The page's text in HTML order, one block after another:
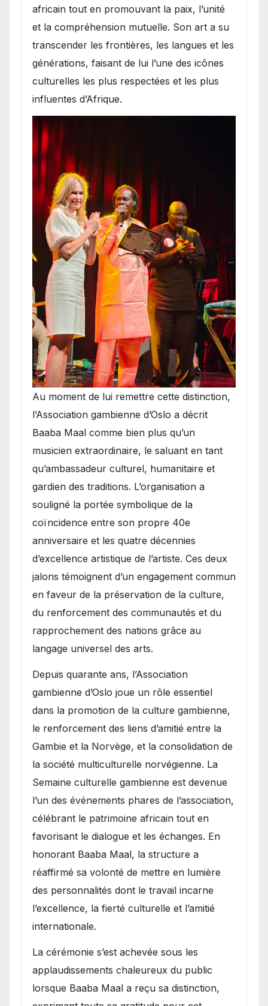
africain tout en promouvant la paix, l’unité
et la compréhension mutuelle. Son art a su
transcender les frontières, les langues et les
générations, faisant de lui l’une des icônes
culturelles les plus respectées et les plus
influentes d’Afrique.
​Au moment de lui remettre cette distinction,
l’Association gambienne d’Oslo a décrit
Baaba Maal comme bien plus qu’un
musicien extraordinaire, le saluant en tant
qu’ambassadeur culturel, humanitaire et
gardien des traditions. L’organisation a
souligné la portée symbolique de la
coïncidence entre son propre 40e
anniversaire et les quatre décennies
d’excellence artistique de l’artiste. Ces deux
jalons témoignent d’un engagement commun
en faveur de la préservation de la culture,
du renforcement des communautés et du
rapprochement des nations grâce au
langage universel des arts.
​Depuis quarante ans, l’Association
gambienne d’Oslo joue un rôle essentiel
dans la promotion de la culture gambienne,
le renforcement des liens d’amitié entre la
Gambie et la Norvège, et la consolidation de
la société multiculturelle norvégienne. La
Semaine culturelle gambienne est devenue
l’un des événements phares de l’association,
célébrant le patrimoine africain tout en
favorisant le dialogue et les échanges. En
honorant Baaba Maal, la structure a
réaffirmé sa volonté de mettre en lumière
des personnalités dont le travail incarne
l’excellence, la fierté culturelle et l’amitié
internationale.
​La cérémonie s’est achevée sous les
applaudissements chaleureux du public
lorsque Baaba Maal a reçu sa distinction,